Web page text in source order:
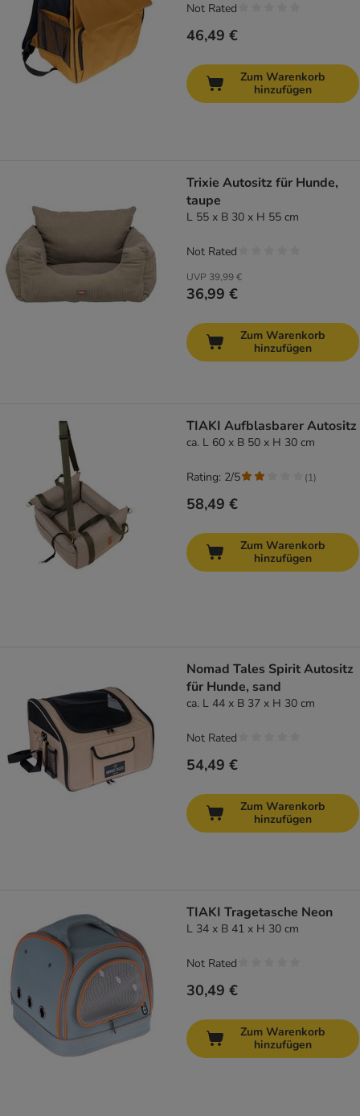
46,49 €
Not Rated
Zum Warenkorb
hinzufügen
Trixie Autositz für Hunde,
taupe
L 55 x B 30 x H 55 cm
UVP 39,99 €
36,99 €
Not Rated
Zum Warenkorb
hinzufügen
TIAKI Aufblasbarer Autositz
ca. L 60 x B 50 x H 30 cm
58,49 €
Rating: 2/5 (1)
Zum Warenkorb
hinzufügen
Nomad Tales Spirit Autositz
für Hunde, sand
ca. L 44 x B 37 x H 30 cm
54,49 €
Not Rated
Zum Warenkorb
hinzufügen
TIAKI Tragetasche Neon
L 34 x B 41 x H 30 cm
30,49 €
Not Rated
Zum Warenkorb
hinzufügen